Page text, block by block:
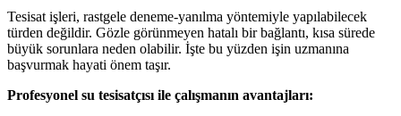
Tesisat işleri, rastgele deneme-yanılma yöntemiyle yapılabilecek
türden değildir. Gözle görünmeyen hatalı bir bağlantı, kısa sürede
büyük sorunlara neden olabilir. İşte bu yüzden işin uzmanına
başvurmak hayati önem taşır.
Profesyonel su tesisatçısı ile çalışmanın avantajları: